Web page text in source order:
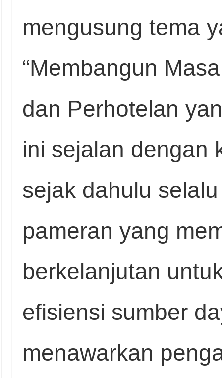
mengusung tema
“Membangun
dan Perhotelan
ini sejalan dengan
sejak dahulu
pameran yang
berkelanjutan
efisiensi sumber
menawarkan